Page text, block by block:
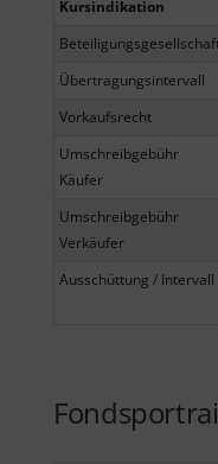
Kursindikation
Übertragungsintervall
Vorkaufsrecht
Umschreibgebühr
Käufer
Umschreibgebühr
Verkäufer
Ausschüttung / Intervall